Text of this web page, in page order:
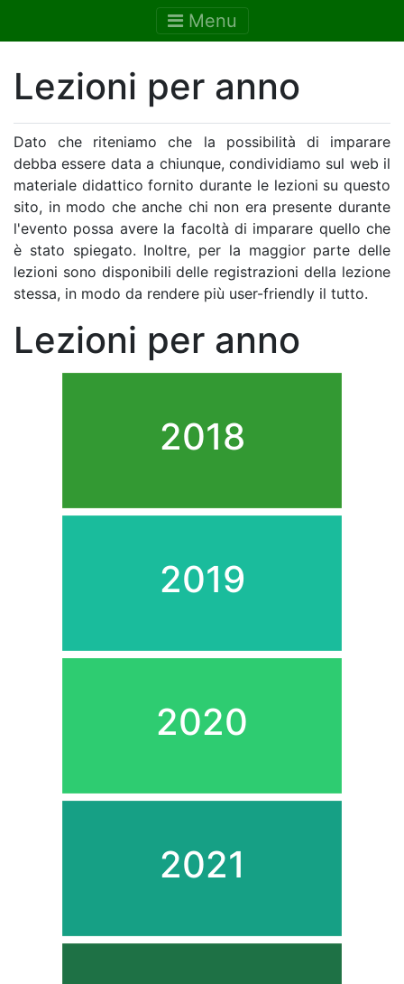
Menu
Lezioni per anno
Dato che riteniamo che la possibilità di imparare
debba essere data a chiunque, condividiamo sul web il
materiale didattico fornito durante le lezioni su questo
sito, in modo che anche chi non era presente durante
l'evento possa avere la facoltà di imparare quello che
è stato spiegato. Inoltre, per la maggior parte delle
lezioni sono disponibili delle registrazioni della lezione
stessa, in modo da rendere più user-friendly il tutto.
Lezioni per anno
2018
2019
2020
2021